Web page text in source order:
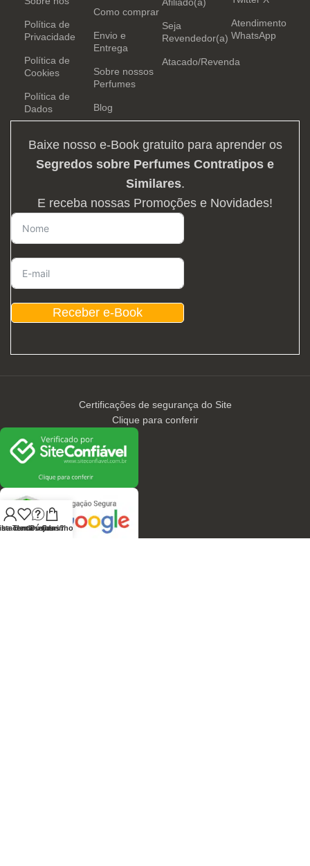
Política de
Privacidade
Política de
Cookies
Política de
Dados
Como comprar
Envio e
Entrega
Sobre nossos
Perfumes
Blog
Seja
Revendedor(a)
Atacado/Revenda
Atendimento
WhatsApp
Baixe nosso e-Book gratuito para aprender os
Segredos sobre Perfumes Contratipos e
Similares.
E receba nossas Promoções e Novidades!
Receber e-Book
Certificações de segurança do Site
Clique para conferir
conta
de desejos
Tem Dúvidas?
Carrinho